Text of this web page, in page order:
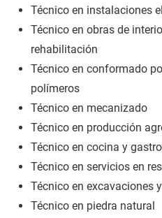
Técnico en instalaciones
Técnico en obras de
rehabilitación
Técnico en conformado
polímeros
Técnico en mecanizado
Técnico en producción
Técnico en cocina y
Técnico en servicios en
Técnico en excavaciones
Técnico en piedra natural